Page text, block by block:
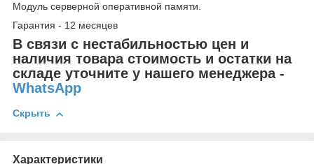
Модуль серверной оперативной памяти.
Гарантия - 12 месяцев
В связи с нестабильностью цен и
наличия товара стоимость и остатки на
складе уточните у нашего менеджера -
WhatsApp
Скрыть
Характеристики